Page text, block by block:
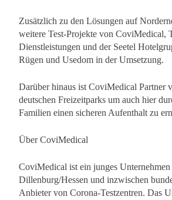
Zusätzlich zu den Lösungen auf
weitere Test-Projekte von CoviMedical,
Dienstleistungen und der Seetel
Rügen und Usedom in der Umsetzung.
Darüber hinaus ist CoviMedical Partner
deutschen Freizeitparks um auch hier
Familien einen sicheren Aufenthalt zu
Über CoviMedical
CoviMedical ist ein junges Unternehmen
Dillenburg/Hessen und inzwischen
Anbieter von Corona-Testzentren. Das